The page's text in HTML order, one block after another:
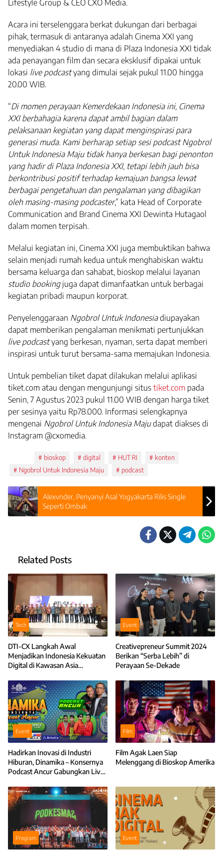
Lifestyle Group & CEO CXO Media.
Acara ini terselenggara berkat dukungan dari berbagai
pihak, termasuk di antaranya adalah Cinema XXI yang
menyediakan 4 studio di mana di Plaza Indonesia XXI tidak
ada penayangan film dan secara eksklusif dipakai untuk
lokasi live podcastyang dimulai sejak pukul 11.00 hingga
20.00 WIB.
“Di momen perayaan Kemerdekaan Indonesia ini, Cinema
XXI berbahagia karena dapat ambil bagian dalam
pelaksanaan kegiatan yang dapat menginspirasi para
generasi muda. Kami berharap setiap sesi podcast Ngobrol
Untuk Indonesia Maju tidak hanya berkesan bagi penonton
yang hadir di Plaza Indonesia XXI, tetapi lebih jauh bisa
berkontribusi positif terhadap kemajuan bangsa lewat
berbagai pengetahuan dan pengalaman yang dibagikan
oleh masing-masing podcaster,” kata Head of Corporate
Communication and Brand Cinema XXI Dewinta Hutagaol
dalam momen terpisah.
Melalui kegiatan ini, Cinema XXI juga membuktikan bahwa
selain menjadi rumah kedua untuk menghabiskan waktu
bersama keluarga dan sahabat, bioskop melalui layanan
studio bookingjuga dapat dimanfaatkan untuk berbagai
kegiatan pribadi maupun korporat.
Penyelenggaraan Ngobrol Untuk Indonesiadiupayakan
dapat memberikan pengalaman menikmati pertunjukkan
live podcastyang berkesan, nyaman, serta dapat memberi
inspirasi untuk turut bersama-sama memajukan Indonesia.
Untuk pembelian tiket dapat dilakukan melalui aplikasi
tiket.com atau dengan mengunjungi situs tiket.com pada
Senin, 7 Agustus 2023 pukul 11.00 WIB dengan harga tiket
per sesinya yaitu Rp78.000. Informasi selengkapnya
mengenai Ngobrol Untuk Indonesia Majudapat diakses di
Instagram @cxomedia.
bioskop digital HUT RI
konten
Ngobrol Untuk Indonesia Maju
podcast
Alexvnder, Penyanyi Asal Yogyakarta Rilis Single
Seperti Ombak
Related Posts
Tech
DTI-CX Langkah Awal
Menjadikan Indonesia Kekuatan
Digital di Kawasan Asia
Event
Creativepreneur Summit 2024
Berikan “Serba Lebih” di
Perayaan Se-Dekade
Event
Hadirkan Inovasi di Industri
Hiburan, Dinamika – Konsernya
Podcast Ancur Gabungkan Live
Film
Film Agak Laen Siap
Melenggang di Bioskop Amerika
Program Event